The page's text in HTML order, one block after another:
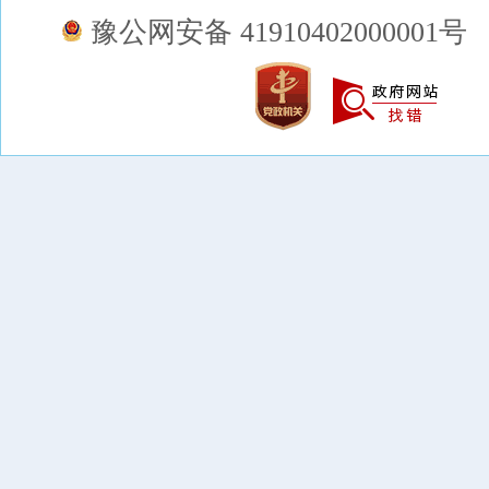
豫公网安备 41910402000001号